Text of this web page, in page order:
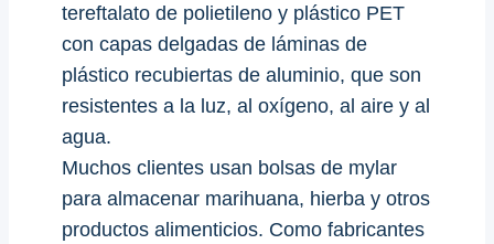
tereftalato de polietileno y plástico PET
con capas delgadas de láminas de
plástico recubiertas de aluminio, que son
resistentes a la luz, al oxígeno, al aire y al
agua.
Muchos clientes usan bolsas de mylar
para almacenar marihuana, hierba y otros
productos alimenticios. Como fabricantes